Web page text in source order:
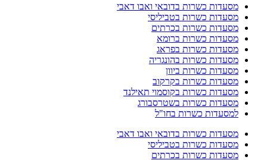
מסעדות כשרות בדובאי ואבו דאבי
מסעדות כשרות בטביליסי
מסעדות כשרות בכרתים
מסעדות כשרות ברומא
מסעדות כשרות בפראג
מסעדות כשרות בהונגריה
מסעדות כשרות ביוון
מסעדות כשרות בקרקוב
מסעדות כשרות בקוסמוי תאילנד
מסעדות כשרות בשטרסבורג
למסעדות כשרות בחו"ל
מסעדות כשרות בדובאי ואבו דאבי
מסעדות כשרות בטביליסי
מסעדות כשרות בכרתים